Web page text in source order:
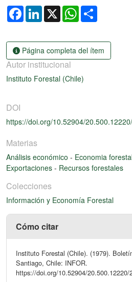
FacebookLinkedIn
X WhatsApp
Página completa del ítem
Autor institucional
Instituto Forestal (Chile)
DOI
https://doi.org/10.52904/
Materias
Análisis económico - Economia
Exportaciones - Recursos forestales
Colecciones
Información y Economía Forestal
Cómo citar
Instituto Forestal (Chile). (1979).
Santiago, Chile: INFOR.
https://doi.org/10.52904/20.500.12220/